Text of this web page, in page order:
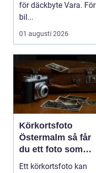
för däckbyte Vara. För
bil...
01 augusti 2026
Körkortsfoto
Östermalm så får
du ett foto som
alltid blir godkänt
Ett körkortsfoto kan